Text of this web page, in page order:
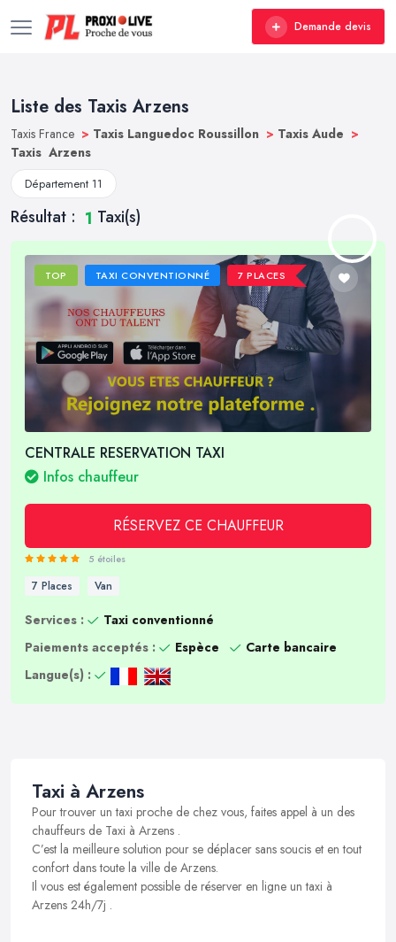
Demande devis
Liste des Taxis Arzens
Taxis France > Taxis Languedoc Roussillon > Taxis Aude >
Taxis Arzens
Département 11
Résultat : 1 Taxi(s)
TOP TAXI CONVENTIONNÉ 7 PLACES
CENTRALE RESERVATION TAXI
Infos chauffeur
RÉSERVEZ CE CHAUFFEUR
5 étoiles
7 Places Van
Services :
Taxi conventionné
Paiements acceptés :
Espèce
Carte bancaire
Langue(s) :
Taxi à Arzens
Pour trouver un taxi proche de chez vous, faites appel à un des
chauffeurs de Taxi à Arzens .
C’est la meilleure solution pour se déplacer sans soucis et en tout
confort dans toute la ville de Arzens.
Il vous est également possible de réserver en ligne un taxi à
Arzens 24h/7j .